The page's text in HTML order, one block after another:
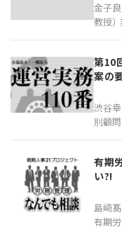
金子
教授）
第10
案の
渋谷
別顧
有期
い?!
島﨑
有期